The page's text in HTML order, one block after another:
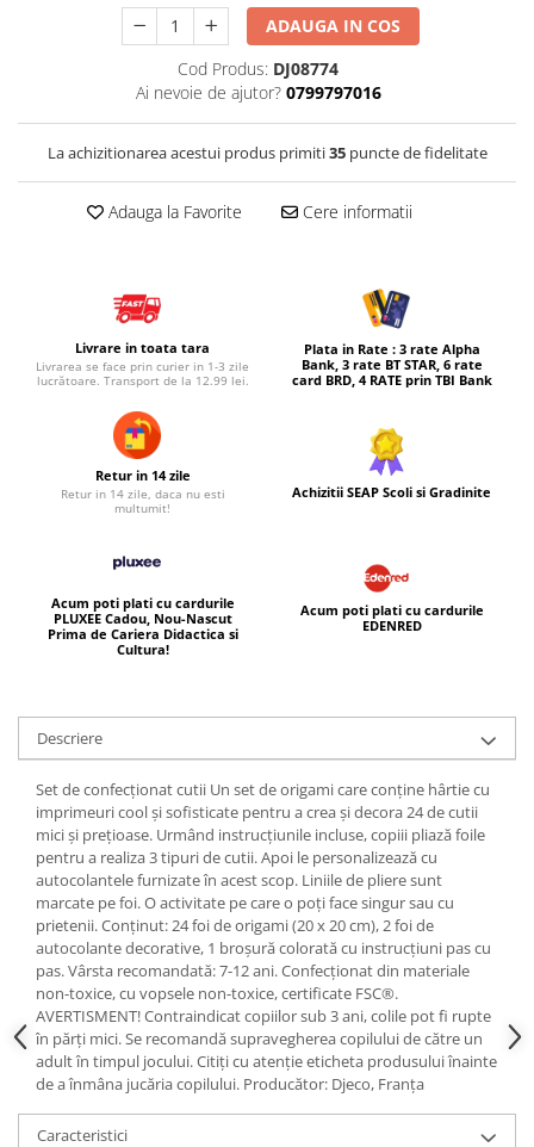
Micul explorator
Pictura, modelaj si accesorii
Tarcuri si corturi
Tarc joaca copii
Tarc joaca bebe
ADAUGA IN COS
Cod Produs: DJ08774
Ai nevoie de ajutor? 0799797016
La achizitionarea acestui produs primiti35puncte de fidelitate
Adauga la Favorite Cere informatii
Livrare in toata tara
Livrarea se face prin curier in 1-3 zile
lucrătoare. Transport de la 12.99 lei.
Plata in Rate : 3 rate Alpha
Bank, 3 rate BT STAR, 6 rate
card BRD, 4 RATE prin TBI Bank
Retur in 14 zile
Retur in 14 zile, daca nu esti
multumit!
Achizitii SEAP Scoli si Gradinite
Acum poti plati cu cardurile
PLUXEE Cadou, Nou-Nascut
Prima de Cariera Didactica si
Cultura!
Acum poti plati cu cardurile
EDENRED
Descriere
Set de confecționat cutii Un set de origami care conține hârtie cu
imprimeuri cool și sofisticate pentru a crea și decora 24 de cutii
mici și prețioase. Urmând instrucțiunile incluse, copiii pliază foile
pentru a realiza 3 tipuri de cutii. Apoi le personalizează cu
autocolantele furnizate în acest scop. Liniile de pliere sunt
marcate pe foi. O activitate pe care o poți face singur sau cu
prietenii. Conținut: 24 foi de origami (20 x 20 cm), 2 foi de
autocolante decorative, 1 broșură colorată cu instrucțiuni pas cu
pas. Vârsta recomandată: 7-12 ani. Confecționat din materiale
non-toxice, cu vopsele non-toxice, certificate FSC®.
AVERTISMENT! Contraindicat copiilor sub 3 ani, colile pot fi rupte
în părți mici. Se recomandă supravegherea copilului de către un
adult în timpul jocului. Citiți cu atenție eticheta produsului înainte
de a înmâna jucăria copilului. Producător: Djeco, Franța
Caracteristici